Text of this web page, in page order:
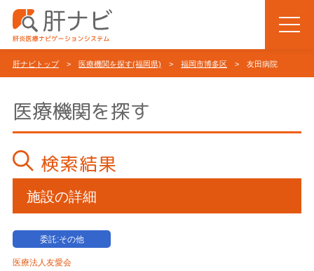
肝ナビトップ> 医療機関を探す(福岡県) > 福岡市博多区 > 友田病院
医療機関を探す
検索結果
施設の詳細
委託:その他
医療法人友愛会